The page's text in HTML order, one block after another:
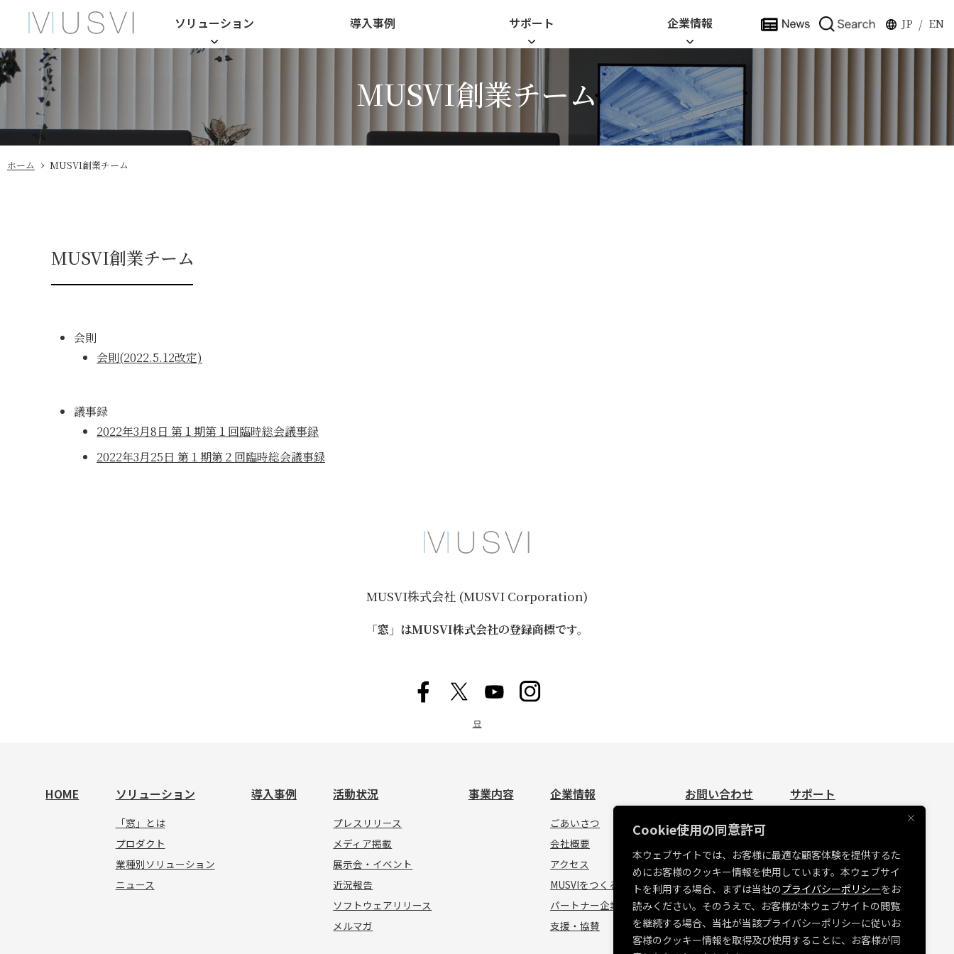
Cookie使用の同意許可
本ウェブサイトでは、お客様に最適な顧客体験を提供するた
めにお客様のクッキー情報を使用しています。本ウェブサイ
トを利用する場合、まずは当社のプライバシーポリシーをお
読みください。そのうえで、お客様が本ウェブサイトの閲覧
を継続する場合、当社が当該プライバシーポリシーに従いお
客様のクッキー情報を取得及び使用することに、お客様が同
ソリューション 導入事例 サポート 企業情報 JP / EN
MUSVI創業チーム
ホーム › MUSVI創業チーム
MUSVI創業チーム
会則
会則(2022.5.12改定)
議事録
2022年3月8日 第１期第１回臨時総会議事録
2022年3月25日 第１期第２回臨時総会議事録
MUSVI株式会社 (MUSVI Corporation)
「窓」はMUSVI株式会社の登録商標です。
묘
HOME ソリューション
「窓」とは
プロダクト
業種別ソリューション
ニュース
導入事例 活動状況
プレスリリース
メディア掲載
展示会・イベント
近況報告
ソフトウェアリリース
メルマガ
事業内容 企業情報
ごあいさつ
会社概要
アクセス
MUSVIをつくる人たち
パートナー企業
支援・協賛
お問い合わせ
お問い合わせ
サポート
お問い合わせ
MUSVI BASE ログイン
ソフトウェアリリース情報
障害・メンテナンス情報
各種規約